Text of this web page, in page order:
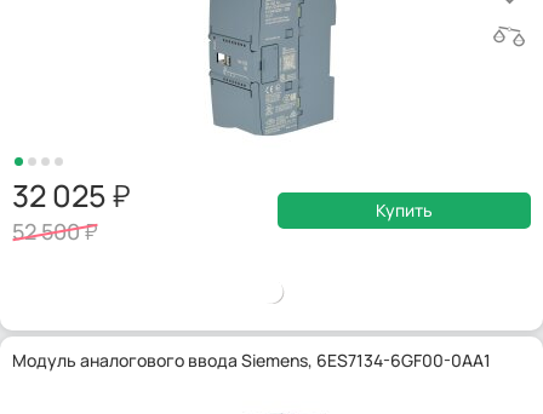
32 025
52 500
Купить
Модуль аналогового ввода Siemens, 6ES7134-6GF00-0AA1